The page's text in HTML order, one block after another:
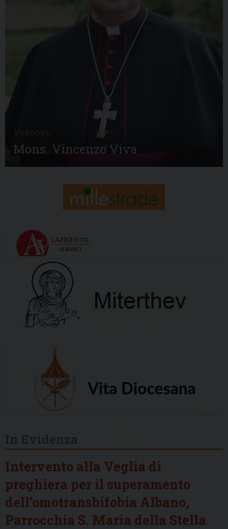
Vescovo
Mons. Vincenzo Viva
Intervento alla Veglia di
preghiera per il superamento
dell’omotransbifobia Albano,
Parrocchia S. Maria della Stella